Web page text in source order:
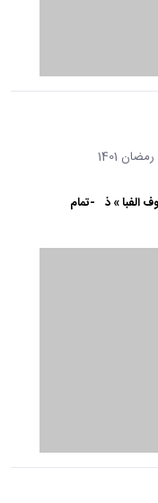
1401
الفبا » ذ -تمام